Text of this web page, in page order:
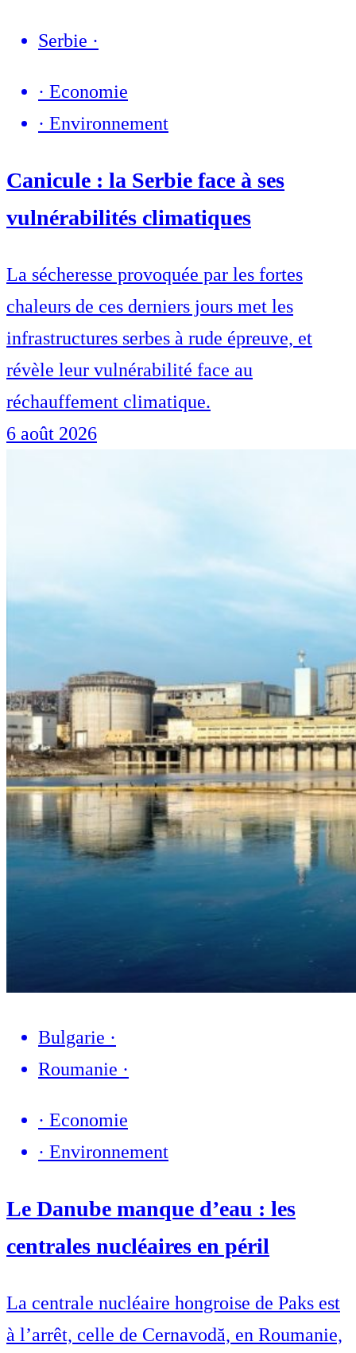
Serbie ·
· Economie
· Environnement
Canicule : la Serbie face à ses
vulnérabilités climatiques
La sécheresse provoquée par les fortes
chaleurs de ces derniers jours met les
infrastructures serbes à rude épreuve, et
révèle leur vulnérabilité face au
réchauffement climatique.
6 août 2026
Bulgarie ·
Roumanie ·
· Economie
· Environnement
Le Danube manque d’eau : les
centrales nucléaires en péril
La centrale nucléaire hongroise de Paks est
à l’arrêt, celle de Cernavodă, en Roumanie,